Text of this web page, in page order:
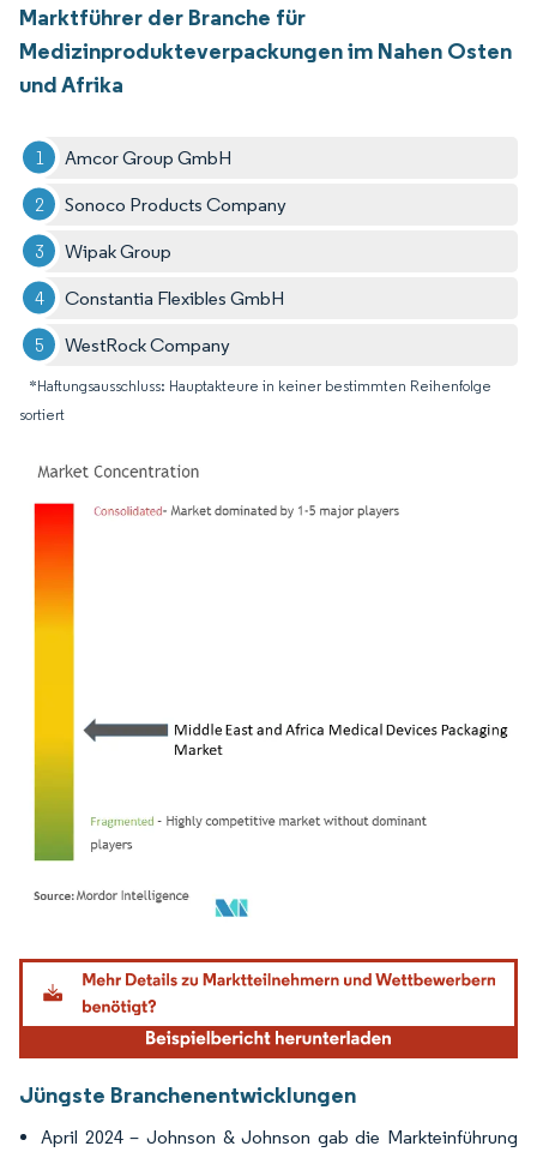
Marktführer der Branche für
Medizinprodukteverpackungen im Nahen Osten
und Afrika
Amcor Group GmbH
Sonoco Products Company
Wipak Group
Constantia Flexibles GmbH
WestRock Company
*Haftungsausschluss: Hauptakteure in keiner bestimmten Reihenfolge
sortiert
Bild © Mordor Intelligence. Wiederverwendung erfordert Namensnennung gemäß
Jüngste Branchenentwicklungen
April 2024 – Johnson & Johnson gab die Markteinführung